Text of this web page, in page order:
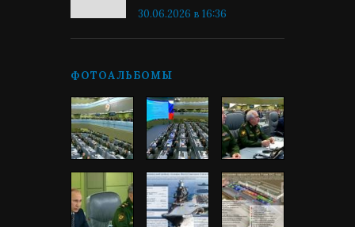
30.06.2026 в 16:36
ФОТОАЛЬБОМЫ